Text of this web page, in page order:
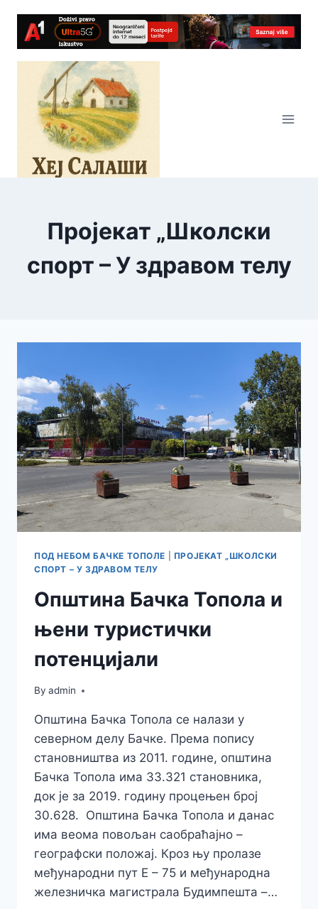
content
Пројекат „Школски
спорт – У здравом телу
ПОД НЕБОМ БАЧКЕ ТОПОЛЕ
ПРОЈЕКАТ „ШКОЛСКИ
СПОРТ – У ЗДРАВОМ ТЕЛУ
Општина Бачка Топола и
њени туристички
потенцијали
By admin
Општина Бачка Топола се налази у
северном делу Бачке. Према попису
становништва из 2011. године, општина
Бачка Топола има 33.321 становника,
док је за 2019. годину процењен број
30.628. Општина Бачка Топола и данас
има веома повољан саобраћајно –
географски положај. Кроз њу пролазе
међународни пут Е – 75 и међународна
железничка магистрала Будимпешта –…